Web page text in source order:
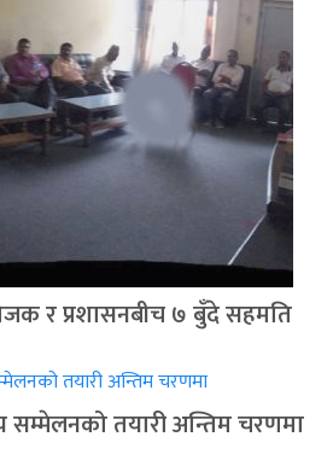
र प्रशासनबीच ७ बुँदे सहमति
सम्मेलनको तयारी अन्तिम चरणमा